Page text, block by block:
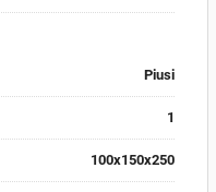
Piusi
1
100х150х250